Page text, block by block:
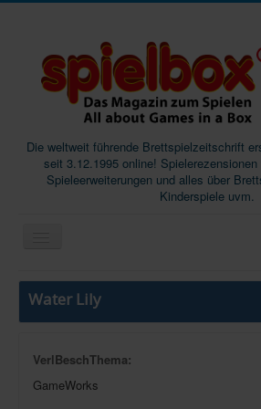
Die weltweit führende Brettspielzeitschrift
seit 3.12.1995 online!
Spieleerweiterungen und alles über
Kinderspiele uvm.
Start
Water Lily
VerlBeschThema:
GameWorks